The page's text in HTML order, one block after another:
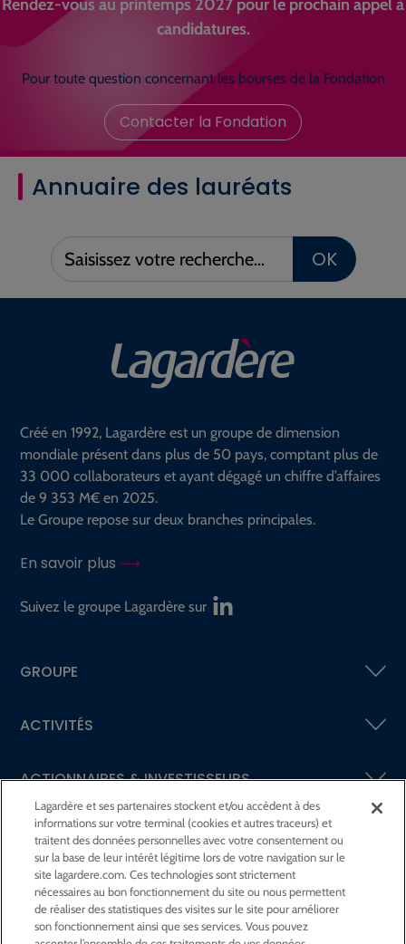
candidatures.
Pour toute question concernant les bourses de la Fondation
Contacter la Fondation
Annuaire des lauréats
Saisissez
votre
OK
Créé en 1992, Lagardère est un groupe de dimension
mondiale présent dans plus de 50 pays, comptant plus de
33 000 collaborateurs et ayant dégagé un chiffre d’affaires
de 9 353 M€ en 2025.
Le Groupe repose sur deux branches principales.
En savoir plus
Suivez le groupe Lagardère sur
GROUPE
ACTIVITÉS
ACTIONNAIRES &INVESTISSEURS
LA RSECHEZ LAGARDÈRE
LA FONDATIONJEAN‑LUC LAGARDÈRE
CENTRE PRESSE
Lagardère et ses partenaires stockent et/ou accèdent à des
informations sur votre terminal (cookies et autres traceurs) et
traitent des données personnelles avec votre consentement ou
sur la base de leur intérêt légitime lors de votre navigation sur le
site lagardere.com. Ces technologies sont strictement
nécessaires au bon fonctionnement du site ou nous permettent
de réaliser des statistiques des visites sur le site pour améliorer
son fonctionnement ainsi que ses services. Vous pouvez